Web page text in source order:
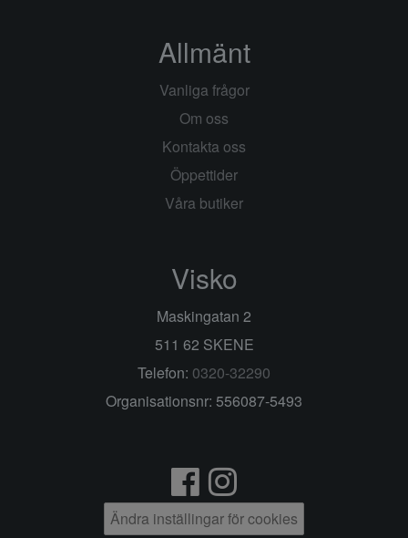
Allmänt
Vanliga frågor
Om oss
Kontakta oss
Öppettider
Våra butiker
Visko
Maskingatan 2
511 62 SKENE
Telefon: 0320-32290
Organisationsnr: 556087-5493
Ändra inställingar för cookies